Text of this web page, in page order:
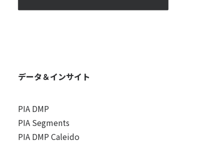
データ＆インサイト
PIA DMP
PIA Segments
PIA DMP Caleido